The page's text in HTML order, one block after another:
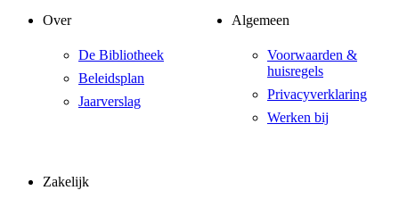
Over
De Bibliotheek
Beleidsplan
Jaarverslag
Algemeen
Voorwaarden &
huisregels
Privacyverklaring
Werken bij
Zakelijk